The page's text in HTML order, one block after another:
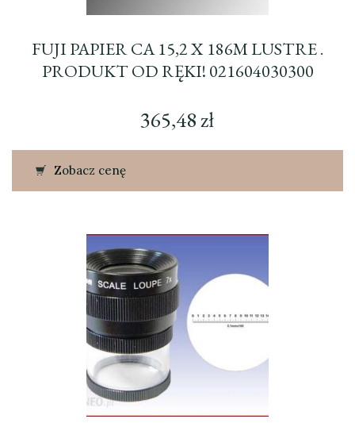
FUJI PAPIER CA 15,2 X 186M LUSTRE .
PRODUKT OD RĘKI! 021604030300
365,48zł
Zobacz cenę